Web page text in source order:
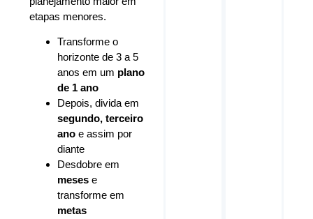
etapas menores.
Transforme o
horizonte de 3 a 5
anos em um plano
de 1 ano
Depois, divida em
segundo, terceiro
ano e assim por
diante
Desdobre em
meses e
transforme em
metas